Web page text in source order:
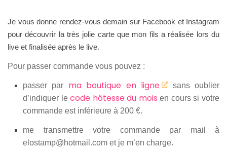
Je vous donne rendez-vous demain sur Facebook et Instagram
pour découvrir la très jolie carte que mon fils a réalisée lors du
live et finalisée après le live.
Pour passer commande vous pouvez :
passer par ma boutique en ligne
sans oublier
d’indiquer le code hôtesse du mois en cours si votre
commande est inférieure à 200 €.
me transmettre votre commande par mail à
elostamp@hotmail.com et je m’en charge.